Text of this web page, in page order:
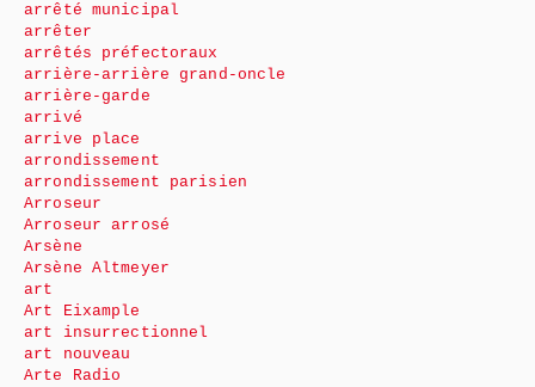
arrêté municipal
arrêter
arrêtés préfectoraux
arrière-arrière grand-oncle
arrière-garde
arrivé
arrive place
arrondissement
arrondissement parisien
Arroseur
Arroseur arrosé
Arsène
Arsène Altmeyer
art
Art Eixample
art insurrectionnel
art nouveau
Arte Radio